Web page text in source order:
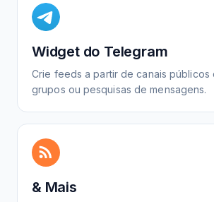
Widget do Telegram
Crie feeds a partir de canais públicos
grupos ou pesquisas de mensagens.
& Mais